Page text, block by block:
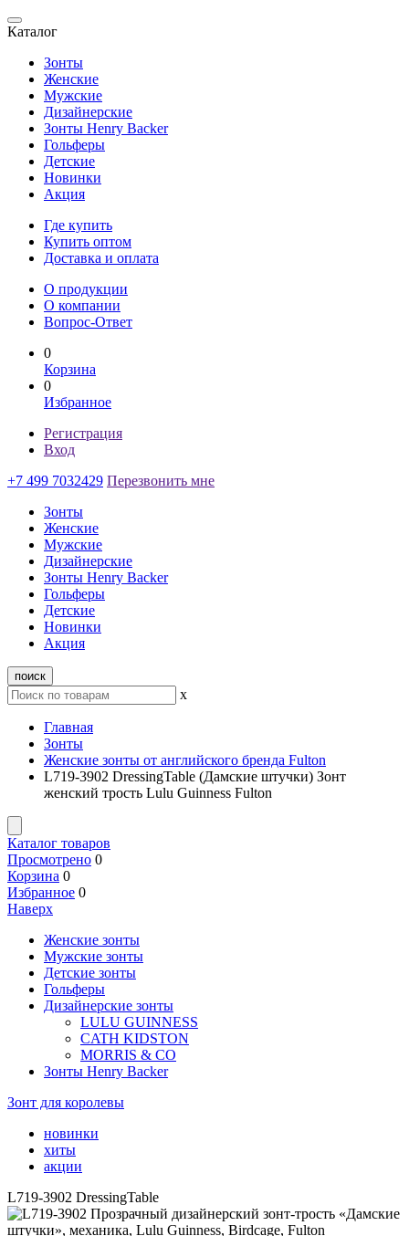
Каталог
Зонты
Женские
Мужские
Дизайнерские
Зонты Henry Backer
Гольферы
Детские
Новинки
Акция
Где купить
Купить оптом
Доставка и оплата
О продукции
О компании
Вопрос-Ответ
0
Корзина
0
Избранное
Регистрация
Вход
+7 499 7032429 Перезвонить мне
Зонты
Женские
Мужские
Дизайнерские
Зонты Henry Backer
Гольферы
Детские
Новинки
Акция
поиск
x
Главная
Зонты
Женские зонты от английского бренда Fulton
L719-3902 DressingTable (Дамские штучки) Зонт
женский трость Lulu Guinness Fulton
Каталог товаров
Просмотрено 0
Корзина 0
Избранное 0
Наверх
Женские зонты
Мужские зонты
Детские зонты
Гольферы
Дизайнерские зонты
LULU GUINNESS
CATH KIDSTON
MORRIS & CO
Зонты Henry Backer
Зонт для королевы
новинки
хиты
акции
L719-3902 DressingTable